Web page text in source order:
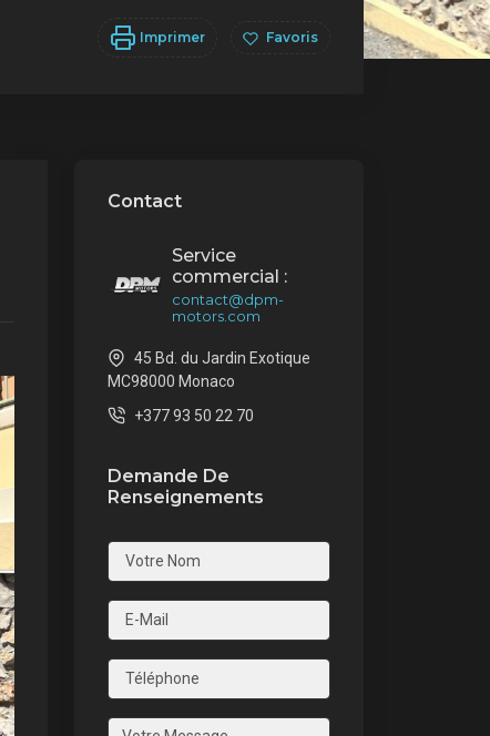
Imprimer Favoris
Contact
Service
commercial :
contact@dpm-
motors.com
45 Bd. du Jardin Exotique
MC98000 Monaco
+377 93 50 22 70
Demande De
Renseignements